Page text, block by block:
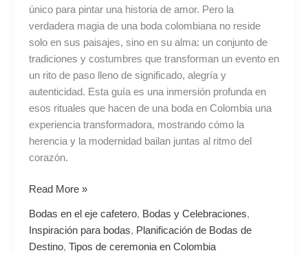
único para pintar una historia de amor. Pero la
verdadera magia de una boda colombiana no reside
solo en sus paisajes, sino en su alma: un conjunto de
tradiciones y costumbres que transforman un evento en
un rito de paso lleno de significado, alegría y
autenticidad. Esta guía es una inmersión profunda en
esos rituales que hacen de una boda en Colombia una
experiencia transformadora, mostrando cómo la
herencia y la modernidad bailan juntas al ritmo del
corazón.
Read More »
Bodas en el eje cafetero, Bodas y Celebraciones,
Inspiración para bodas, Planificación de Bodas de
Destino, Tipos de ceremonia en Colombia